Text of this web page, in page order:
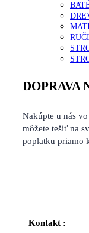
DOPRAVA
Nakúpte u nás
môžete tešiť na
poplatku priamo
Kontakt :